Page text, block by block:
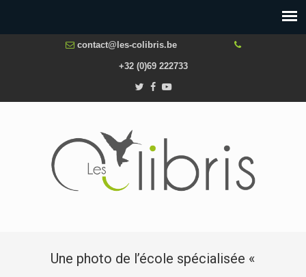
contact@les-colibris.be
+32 (0)69 222733
Une photo de l’école spécialisée «